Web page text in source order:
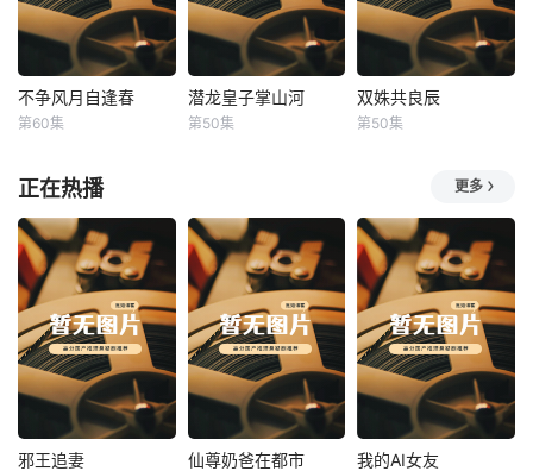
不争风月自逢春
不争风月自逢春
第60集
潜龙皇子掌山河
潜龙皇子掌山河
第50集
双姝共良辰
双姝共良辰
第50集
正在热播 更多
热播
邪王追妻 热播
仙尊奶爸在都市 热播
我的AI女友